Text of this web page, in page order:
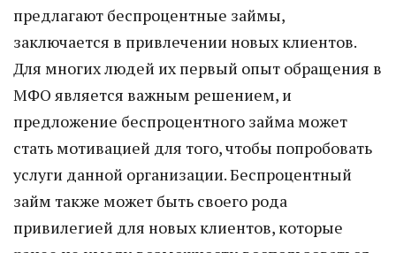
предлагают беспроцентные займы,
заключается в привлечении новых клиентов.
Для многих людей их первый опыт обращения в
МФО является важным решением, и
предложение беспроцентного займа может
стать мотивацией для того, чтобы попробовать
услуги данной организации. Беспроцентный
займ также может быть своего рода
привилегией для новых клиентов, которые